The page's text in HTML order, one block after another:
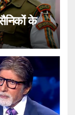
सैनिकों के